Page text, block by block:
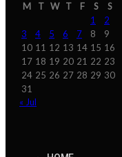
M T W T F S
S
1
2
3
4 5 6 7 8
9
10 11 12 13 14 15 16
17 18 19 20 21 22 23
24 25 26 27 28 29 30
31
« Jul